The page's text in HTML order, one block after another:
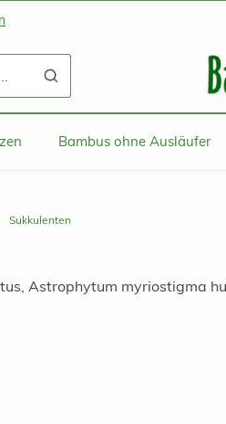
Bambus ohne Ausläufer
Sukkulenten